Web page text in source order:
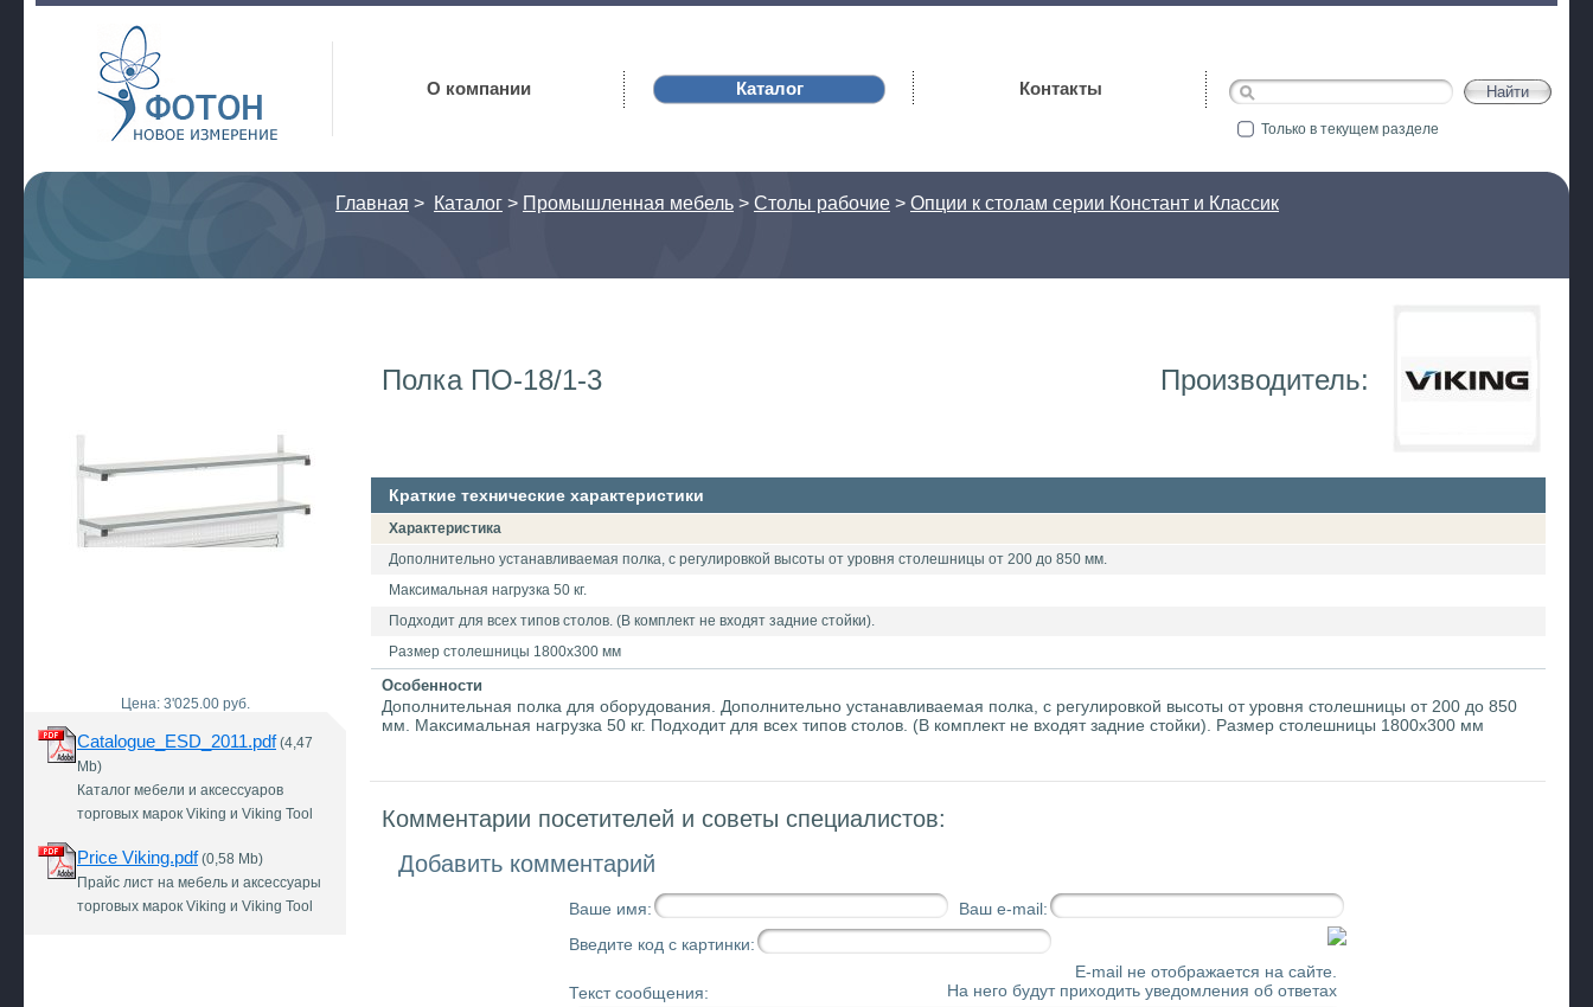
Фотон
О компании Каталог Контакты
Только в текущем разделе
Главная > Каталог > Промышленная мебель > Столы рабочие > Опции к столам серии Констант и Классик
Цена: 3'025.00 руб.
Catalogue_ESD_2011.pdf(4,47
Mb)
Каталог мебели и аксессуаров
торговых марок Viking и Viking Tool
Price Viking.pdf(0,58 Mb)
Прайс лист на мебель и аксессуары
торговых марок Viking и Viking Tool
Полка ПО-18/1-3 Производитель:
Краткие технические характеристики
Характеристика
Дополнительно устанавливаемая полка, с регулировкой высоты от уровня столешницы от 200 до 850 мм.
Максимальная нагрузка 50 кг.
Подходит для всех типов столов. (В комплект не входят задние стойки).
Размер столешницы 1800х300 мм
Особенности
Дополнительная полка для оборудования. Дополнительно устанавливаемая полка, с регулировкой высоты от уровня столешницы от 200 до 850
мм. Максимальная нагрузка 50 кг. Подходит для всех типов столов. (В комплект не входят задние стойки). Размер столешницы 1800х300 мм
Комментарии посетителей и советы специалистов:
Добавить комментарий
Ваше имя:
Ваш e-mail:
Введите код с картинки:
Текст сообщения:
E-mail не отображается на сайте.
На него будут приходить уведомления об ответах